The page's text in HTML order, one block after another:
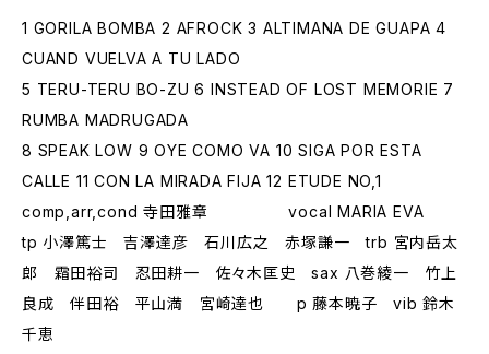
1 GORILA BOMBA 2 AFROCK 3 ALTIMANA DE GUAPA 4
CUAND VUELVA A TU LADO
5 TERU-TERU BO-ZU 6 INSTEAD OF LOST MEMORIE 7
RUMBA MADRUGADA
8 SPEAK LOW 9 OYE COMO VA 10 SIGA POR ESTA
CALLE 11 CON LA MIRADA FIJA 12 ETUDE NO,1
comp,arr,cond 寺田雅章 vocal MARIA EVA
tp 小澤篤士 吉澤達彦 石川広之 赤塚謙一 trb 宮内岳太
郎 霜田裕司 忍田耕一 佐々木匡史 sax 八巻綾一 竹上
良成 伴田裕 平山満 宮崎達也 p 藤本暁子 vib 鈴木
千恵